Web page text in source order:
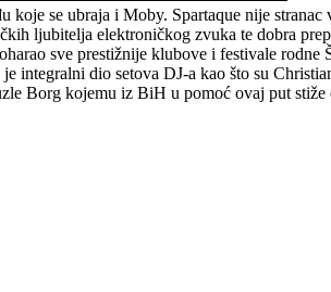
koje se ubraja i Moby. Spartaque nije stranac
ljubitelja elektroničkog zvuka te dobra
sve prestižnije klubove i festivale rodne
dio setova DJ-a kao što su
Borg kojemu iz BiH u pomoć ovaj put